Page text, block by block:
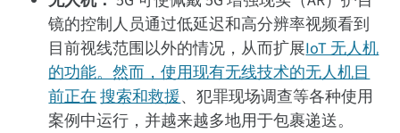
镜的控制人员通过低延迟和高分辨率视频看到
目前视线范围以外的情况，从而扩展IoT 无人机
的功能。然而，使用现有无线技术的无人机目
前正在搜索和救援、犯罪现场调查等各种使用
案例中运行，并越来越多地用于包裹递送。